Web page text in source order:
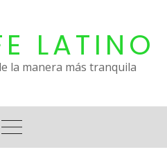
LATINO
la manera más tranquila